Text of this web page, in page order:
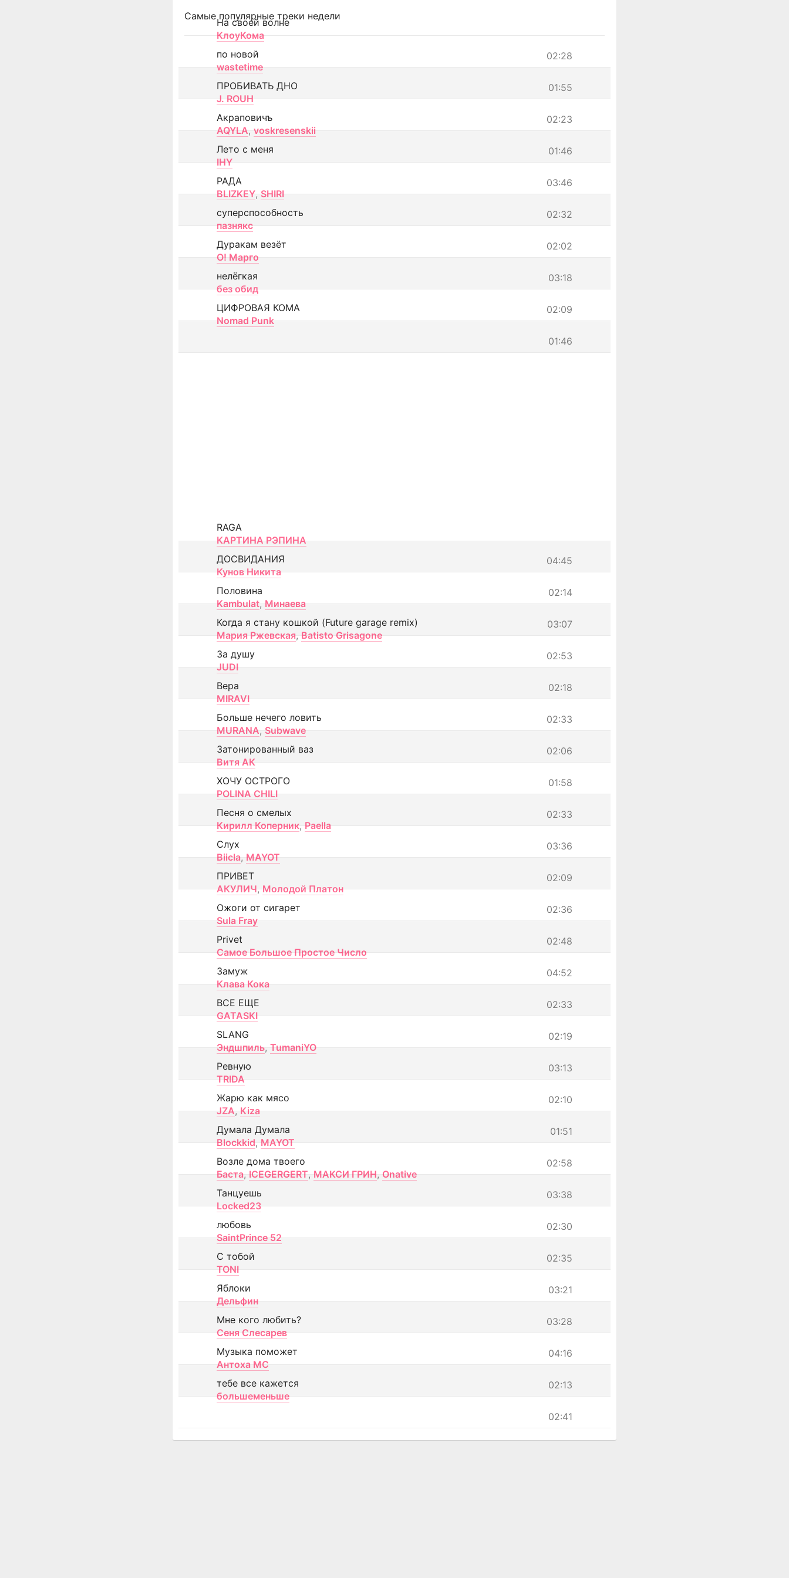
Самые популярные треки недели
На своей волне
КлоуКома
02:28
по новой
wastetime
01:55
ПРОБИВАТЬ ДНО
J. ROUH
02:23
Акраповичъ
AQYLA, voskresenskii
01:46
Лето с меня
IHY
03:46
РАДА
BLIZKEY, SHIRI
02:32
суперспособность
пазнякс
02:02
Дуракам везёт
О! Марго
03:18
нелёгкая
без обид
02:09
ЦИФРОВАЯ КОМА
Nomad Punk
01:46
RAGA
КАРТИНА РЭПИНА
04:45
ДОСВИДАНИЯ
Кунов Никита
02:14
Половина
Kambulat, Минаева
03:07
Когда я стану кошкой (Future garage remix)
Мария Ржевская, Batisto Grisagone
02:53
За душу
JUDI
02:18
Вера
MIRAVI
02:33
Больше нечего ловить
MURANA, Subwave
02:06
Затонированный ваз
Витя АК
01:58
ХОЧУ ОСТРОГО
POLINA CHILI
02:33
Песня о смелых
Кирилл Коперник, Paella
03:36
Слух
Biicla, MAYOT
02:09
ПРИВЕТ
АКУЛИЧ, Молодой Платон
02:36
Ожоги от сигарет
Sula Fray
02:48
Privet
Самое Большое Простое Число
04:52
Замуж
Клава Кока
02:33
ВСЕ ЕЩЕ
GATASKI
02:19
SLANG
Эндшпиль, TumaniYO
03:13
Ревную
TRIDA
02:10
Жарю как мясо
JZA, Kiza
01:51
Думала Думала
Blockkid, MAYOT
02:58
Возле дома твоего
Баста, ICEGERGERT, МАКСИ ГРИН, Onative
03:38
Танцуешь
Locked23
02:30
любовь
SaintPrince 52
02:35
С тобой
TONI
03:21
Яблоки
Дельфин
03:28
Мне кого любить?
Сеня Слесарев
04:16
Музыка поможет
Антоха МС
02:13
тебе все кажется
большеменьше
02:41